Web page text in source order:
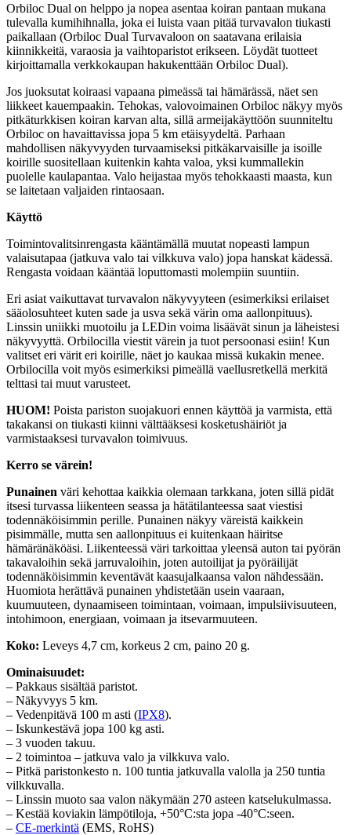
Orbiloc Dual on helppo ja nopea asentaa koiran pantaan mukana
tulevalla kumihihnalla, joka ei luista vaan pitää turvavalon tiukasti
paikallaan (Orbiloc Dual Turvavaloon on saatavana erilaisia
kiinnikkeitä, varaosia ja vaihtoparistot erikseen. Löydät tuotteet
kirjoittamalla verkkokaupan hakukenttään Orbiloc Dual).
Jos juoksutat koiraasi vapaana pimeässä tai hämärässä, näet sen
liikkeet kauempaakin. Tehokas, valovoimainen Orbiloc näkyy myös
pitkäturkkisen koiran karvan alta, sillä armeijakäyttöön suunniteltu
Orbiloc on havaittavissa jopa 5 km etäisyydeltä. Parhaan
mahdollisen näkyvyyden turvaamiseksi pitkäkarvaisille ja isoille
koirille suositellaan kuitenkin kahta valoa, yksi kummallekin
puolelle kaulapantaa. Valo heijastaa myös tehokkaasti maasta, kun
se laitetaan valjaiden rintaosaan.
Käyttö
Toimintovalitsinrengasta kääntämällä muutat nopeasti lampun
valaisutapaa (jatkuva valo tai vilkkuva valo) jopa hanskat kädessä.
Rengasta voidaan kääntää loputtomasti molempiin suuntiin.
Eri asiat vaikuttavat turvavalon näkyvyyteen (esimerkiksi erilaiset
sääolosuhteet kuten sade ja usva sekä värin oma aallonpituus).
Linssin uniikki muotoilu ja LEDin voima lisäävät sinun ja läheistesi
näkyvyyttä. Orbilocilla viestit värein ja tuot persoonasi esiin! Kun
valitset eri värit eri koirille, näet jo kaukaa missä kukakin menee.
Orbilocilla voit myös esimerkiksi pimeällä vaellusretkellä merkitä
telttasi tai muut varusteet.
HUOM! Poista pariston suojakuori ennen käyttöä ja varmista, että
takakansi on tiukasti kiinni välttääksesi kosketushäiriöt ja
varmistaaksesi turvavalon toimivuus.
Kerro se värein!
Punainen väri kehottaa kaikkia olemaan tarkkana, joten sillä pidät
itsesi turvassa liikenteen seassa ja hätätilanteessa saat viestisi
todennäköisimmin perille. Punainen näkyy väreistä kaikkein
pisimmälle, mutta sen aallonpituus ei kuitenkaan häiritse
hämäränäköäsi. Liikenteessä väri tarkoittaa yleensä auton tai pyörän
takavaloihin sekä jarruvaloihin, joten autoilijat ja pyöräilijät
todennäköisimmin keventävät kaasujalkaansa valon nähdessään.
Huomiota herättävä punainen yhdistetään usein vaaraan,
kuumuuteen, dynaamiseen toimintaan, voimaan, impulsiivisuuteen,
intohimoon, energiaan, voimaan ja itsevarmuuteen.
Koko: Leveys 4,7 cm, korkeus 2 cm, paino 20 g.
Ominaisuudet:
– Pakkaus sisältää paristot.
– Näkyvyys 5 km.
– Vedenpitävä 100 m asti (IPX8).
– Iskunkestävä jopa 100 kg asti.
– 3 vuoden takuu.
– 2 toimintoa – jatkuva valo ja vilkkuva valo.
– Pitkä paristonkesto n. 100 tuntia jatkuvalla valolla ja 250 tuntia
vilkkuvalla.
– Linssin muoto saa valon näkymään 270 asteen katselukulmassa.
– Kestää koviakin lämpötiloja, +50°C:sta jopa -40°C:seen.
– CE-merkintä (EMS, RoHS)